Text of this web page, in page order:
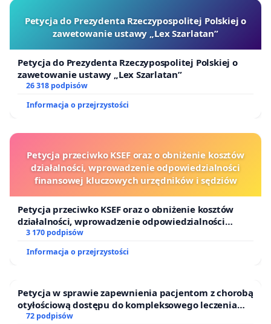
Petycja do Prezydenta Rzeczypospolitej Polskiej o
zawetowanie ustawy „Lex Szarlatan”
Petycja do Prezydenta Rzeczypospolitej Polskiej o
zawetowanie ustawy „Lex Szarlatan”
26 318 podpisów
Informacja o przejrzystości
Petycja przeciwko KSEF oraz o obniżenie kosztów
działalności, wprowadzenie odpowiedzialności
finansowej kluczowych urzędników i sędziów
Petycja przeciwko KSEF oraz o obniżenie kosztów
działalności, wprowadzenie odpowiedzialności
finansowej kluczowych urzędników i sędziów
3 170 podpisów
Informacja o przejrzystości
Petycja w sprawie zapewnienia pacjentom z chorobą
otyłościową dostępu do kompleksowego leczenia
oraz programów profilaktycznych.
72 podpisów